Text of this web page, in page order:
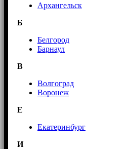
Архангельск
Б
Белгород
Барнаул
В
Волгоград
Воронеж
E
Екатеринбург
И